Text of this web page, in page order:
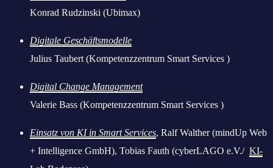
Konrad Rudzinski (Ubimax)
Digitale Geschäftsmodelle
Julius Taubert (Kompetenzzentrum Smart Services )
Digital Change Management
Valerie Bass (Kompetenzzentrum Smart Services )
Einsatz von KI in Smart Services, Ralf Walther (mindUp Web
+ Intelligence GmbH), Tobias Fauth (cyberLAGO e.V./ KI-